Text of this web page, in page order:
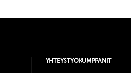
YHTEYSTYÖKUMPPANIT